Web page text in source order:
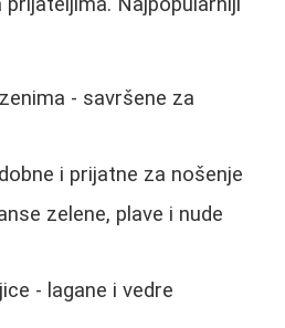
- savršene za
i prijatne za nošenje
zelene, plave i nude
- lagane i vedre